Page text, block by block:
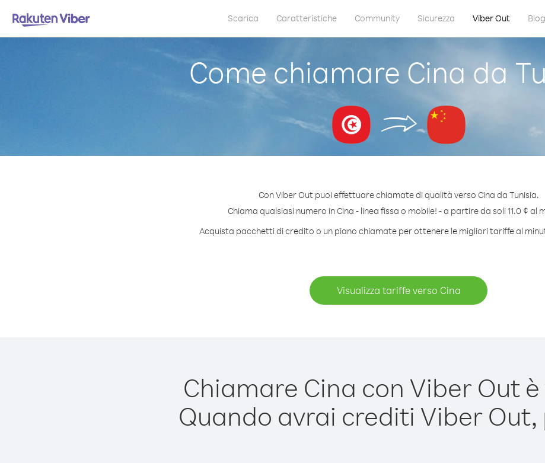
Scarica Caratteristiche Community Sicurezza Viber Out Blog
Come chiamare Cina da
Con Viber Out puoi effettuare chiamate di qualità verso Cina da Tunisia.
Chiama qualsiasi numero in Cina - linea fissa o mobile! - a partire da soli 11.0 ¢ al
Acquista pacchetti di credito o un piano chiamate per ottenere le migliori tariffe al
Visualizza tariffe verso Cina
Chiamare Cina con Viber Out
Quando avrai crediti Viber